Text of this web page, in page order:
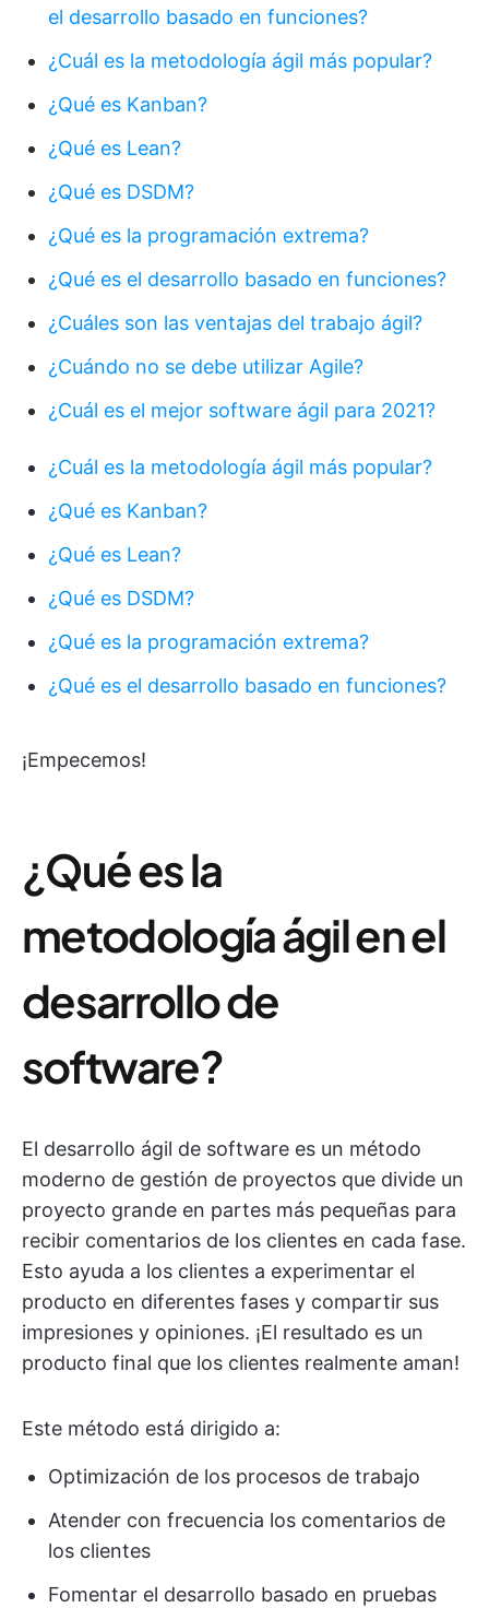
el desarrollo basado en funciones?
¿Cuál es la metodología ágil más popular?
¿Qué es Kanban?
¿Qué es Lean?
¿Qué es DSDM?
¿Qué es la programación extrema?
¿Qué es el desarrollo basado en funciones?
¿Cuáles son las ventajas del trabajo ágil?
¿Cuándo no se debe utilizar Agile?
¿Cuál es el mejor software ágil para 2021?
¿Cuál es la metodología ágil más popular?
¿Qué es Kanban?
¿Qué es Lean?
¿Qué es DSDM?
¿Qué es la programación extrema?
¿Qué es el desarrollo basado en funciones?
¡Empecemos!
¿Qué es la
metodología ágil en el
desarrollo de
software?
El desarrollo ágil de software es un método
moderno de gestión de proyectos que divide un
proyecto grande en partes más pequeñas para
recibir comentarios de los clientes en cada fase.
Esto ayuda a los clientes a experimentar el
producto en diferentes fases y compartir sus
impresiones y opiniones. ¡El resultado es un
producto final que los clientes realmente aman!
Este método está dirigido a:
Optimización de los procesos de trabajo
Atender con frecuencia los comentarios de
los clientes
Fomentar el desarrollo basado en pruebas